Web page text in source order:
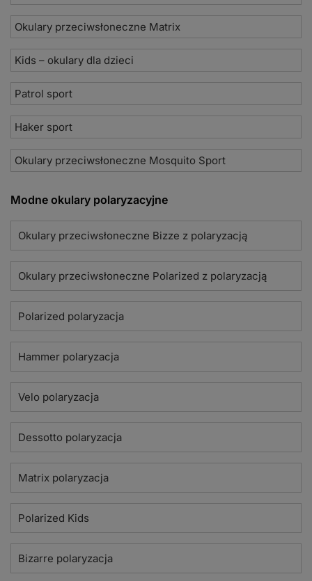
Okulary przeciwsłoneczne Matrix
Kids – okulary dla dzieci
Patrol sport
Haker sport
Okulary przeciwsłoneczne Mosquito Sport
Modne okulary polaryzacyjne
Okulary przeciwsłoneczne Bizze z polaryzacją
Okulary przeciwsłoneczne Polarized z polaryzacją
Polarized polaryzacja
Hammer polaryzacja
Velo polaryzacja
Dessotto polaryzacja
Matrix polaryzacja
Polarized Kids
Bizarre polaryzacja